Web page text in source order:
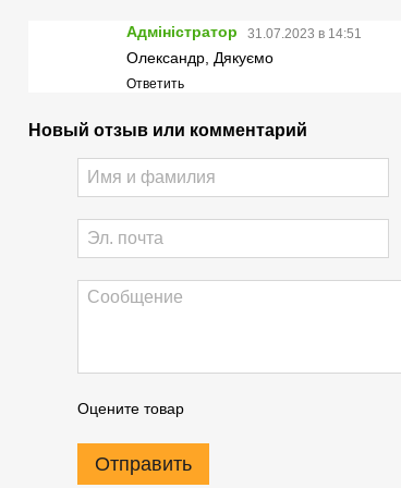
Адміністратор 31.07.2023 в 14:51
Олександр, Дякуємо
Ответить
Новый отзыв или комментарий
Оцените товар
Отправить